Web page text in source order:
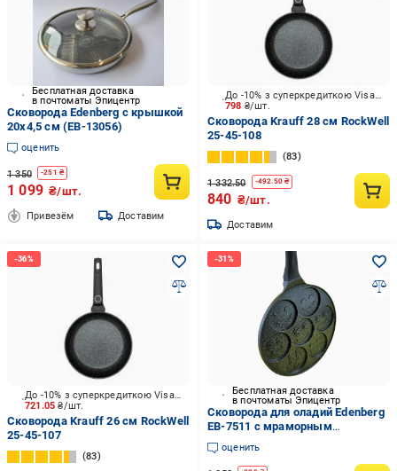
Бесплатная доставка
в почтоматы Эпицентр
Сковорода Edenberg с крышкой
20x4,5 см (EB-13056)
оценить
1 350 -251 ₴
1 099 ₴/шт.
Привезём Доставим
798 ₴/шт.
До -10% з суперкредиткою Visa Вигода
Сковорода Krauff 28 см RockWell
25-45-108
83
1 332.50 -492.50₴
840 ₴/шт.
Доставим
721.05₴/шт.
До -10% з суперкредиткою Visa Вигода
Сковорода Krauff 26 см RockWell
25-45-107
83
Бесплатная доставка
в почтоматы Эпицентр
Сковорода для оладий Edenberg
EB-7511 с мраморным
антипригарным покрытием 27
см.
оценить